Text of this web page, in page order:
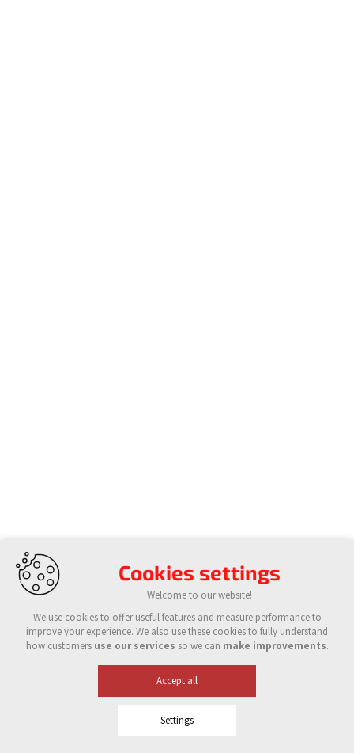
Cookies settings
Welcome to our website!
We use cookies to offer useful features and measure performance to
improve your experience. We also use these cookies to fully understand
how customers use our services so we can make improvements.
Accept all
Settings